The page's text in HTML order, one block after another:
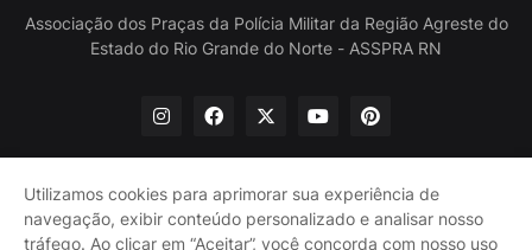
Associação dos Praças da Polícia Militar da Região Agreste do
Estado do Rio Grande do Norte - ASSPRA RN
Início Quem Somos
Política de Privacidade
Utilizamos cookies para aprimorar sua experiência de
navegação, exibir conteúdo personalizado e analisar nosso
tráfego. Ao clicar em “Aceitar”, você concorda com nosso uso